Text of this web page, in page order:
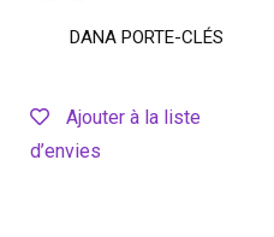
DANA PORTE-CLÉS
Ajouter à la liste
d’envies